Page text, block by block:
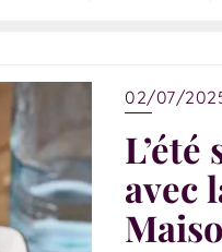
02/07/
L’été
avec